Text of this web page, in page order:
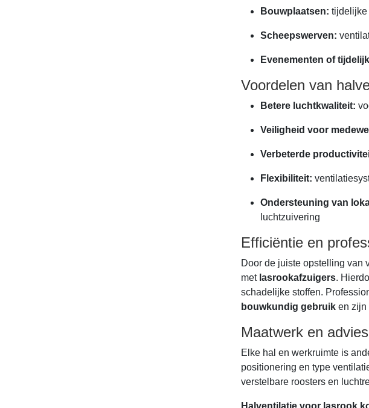
Bouwplaatsen: tijdelijke
Scheepswerven:
Evenementen of
Voordelen van
Betere luchtkwaliteit:
Veiligheid voor
Verbeterde
Flexibiliteit:
Ondersteuning van
luchtzuivering
Efficiëntie en
Door de juiste opstelling van
met lasrookafzuigers.
schadelijke stoffen.
bouwkundig gebruik en zijn
Maatwerk en advies
Elke hal en werkruimte is
positionering en type
verstelbare roosters en
Halventilatie voor lasrook